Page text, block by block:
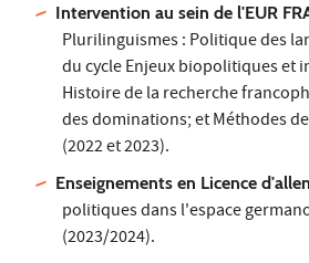
Intervention au sein de l'EUR
Plurilinguismes : Politique des
du cycle Enjeux biopolitiques et
Histoire de la recherche
des dominations; et Méthodes
(2022 et 2023).
Enseignements en Licence
politiques dans l'espace
(2023/2024).